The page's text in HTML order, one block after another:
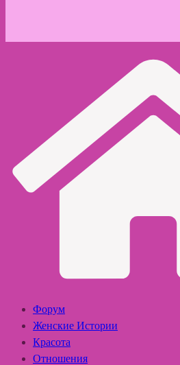
Форум
Женские Истории
Красота
Отношения